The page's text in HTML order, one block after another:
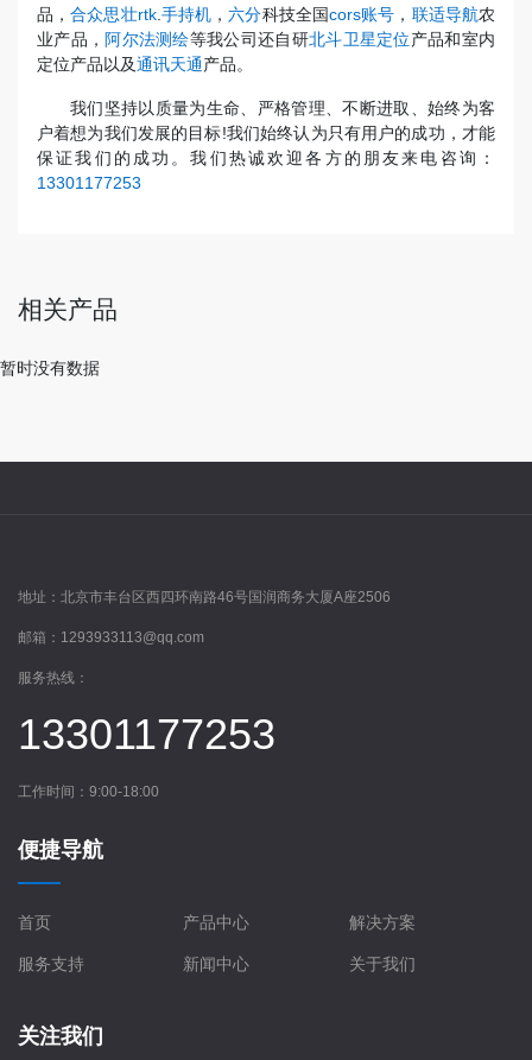
品，合众思壮rtk. 手持机 ，六分科技全国cors账号 ， 联适导航农
业产品， 阿尔法测绘等我公司还自研北斗卫星定位产品和室内
定位产品以及通讯天通产品。
我们坚持以质量为生命、严格管理、不断进取、始终为客
户着想为我们发展的目标!我们始终认为只有用户的成功，才能
保证我们的成功。我们热诚欢迎各方的朋友来电咨询：
13301177253
相关产品
暂时没有数据
地址： 北京市丰台区西四环南路46号国润商务大厦A座2506
邮箱： 1293933113@qq.com
服务热线：
13301177253
工作时间：9:00-18:00
便捷导航
首页 产品中心 解决方案
服务支持 新闻中心 关于我们
关注我们